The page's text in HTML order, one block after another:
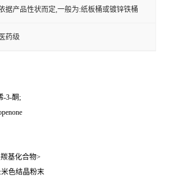
据产品性状而定,一般为:纸板桶或镀锌铁桶
医药级
-3-酮;
基化合物>
色结晶粉末